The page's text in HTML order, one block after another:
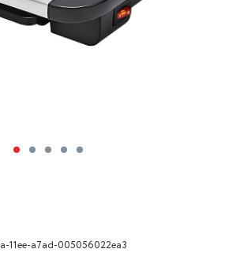
a7ad-005056022ea3